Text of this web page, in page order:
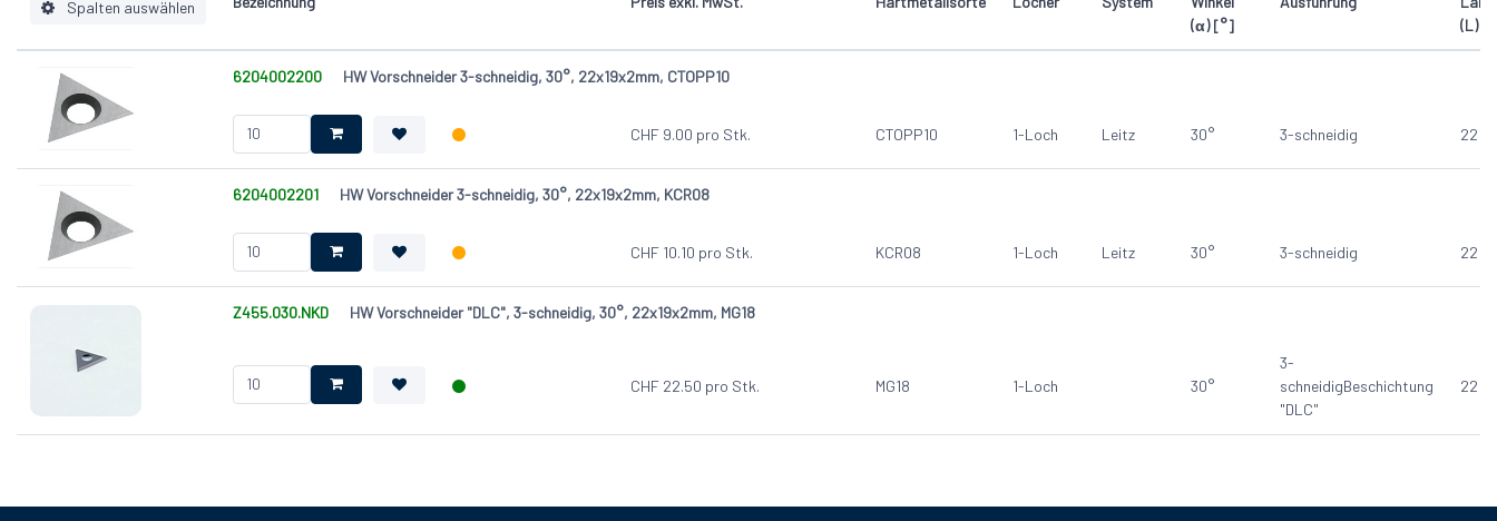
Spalten auswählen
Hartmetallsorte
Löcher
Winkel (α) [°]
Ausführung
Länge (L) [mm]
Dicke (T) [mm]
(α) [°]
(L)
6204002200 HW Vorschneider 3-schneidig, 30°, 22x19x2mm, CTOPP10
CHF 9.00 pro Stk. CTOPP10 1-Loch Leitz 30° 3-schneidig 22
6204002201 HW Vorschneider 3-schneidig, 30°, 22x19x2mm, KCR08
CHF 10.10 pro Stk. KCR08 1-Loch Leitz 30° 3-schneidig 22
Z455.030.NKD HW Vorschneider "DLC", 3-schneidig, 30°, 22x19x2mm, MG18
CHF 22.50 pro Stk. MG18 1-Loch 30°
3-
schneidigBeschichtung
"DLC"
22